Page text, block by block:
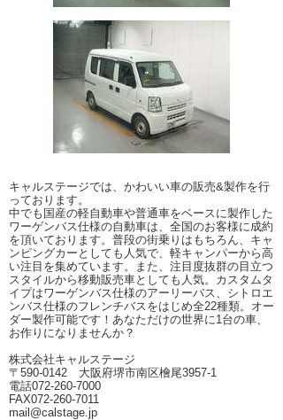
キャルステージでは、かわいい車の販売&製作を行
っております。
中でも国産の軽自動車や普通車をベースに製作した
ワーゲンバス仕様の自動車は、全国のお客様に成約
を頂いております。普段の街乗りはもちろん、キャ
ンピングカーとしても人気で、軽キャンパーから高
い注目を集めています。また、注目度抜群の目立つ
スタイルから移動販売車としても人気。カスタムタ
イプはワーゲンバス仕様のアーリーバス、シトロエ
ンバス仕様のフレンチバスをはじめ全22種類。オー
ダー製作可能です！あなただけの世界に1台の車、
お作りになりませんか？
株式会社キャルステージ
〒590-0142 大阪府堺市南区檜尾3957-1
電話072-260-7000
FAX072-260-7011
mail@calstage.jp